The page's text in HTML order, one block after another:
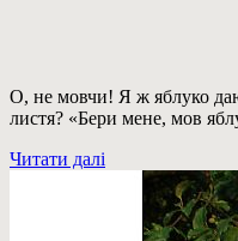
О, не мовчи! Я ж яблуко
листя? «Бери мене, мов
Читати далі